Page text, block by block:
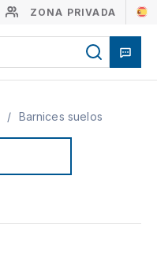
ZONA PRIVADA
/ Barnices suelos